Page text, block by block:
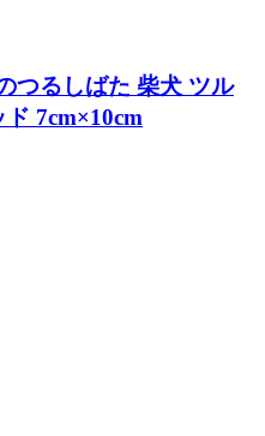
つるしばた 柴犬 ツル
7cm×10cm